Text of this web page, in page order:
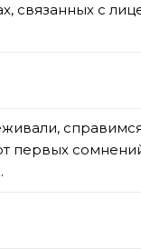
связанных с
первых